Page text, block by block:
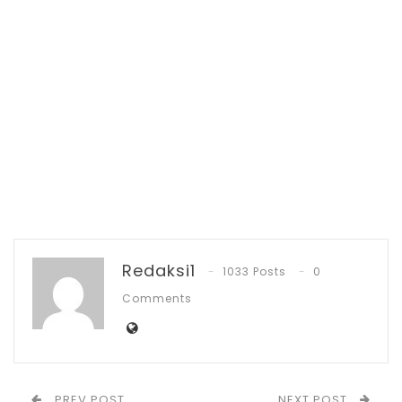
IGA 2026, Sekda Kotamobagu Ajak OPD
Lahirkan…
Jun 30, 2026
membantu 35 milyar untuk merenovasi
Redaksi1 1033 Posts
0
Comments